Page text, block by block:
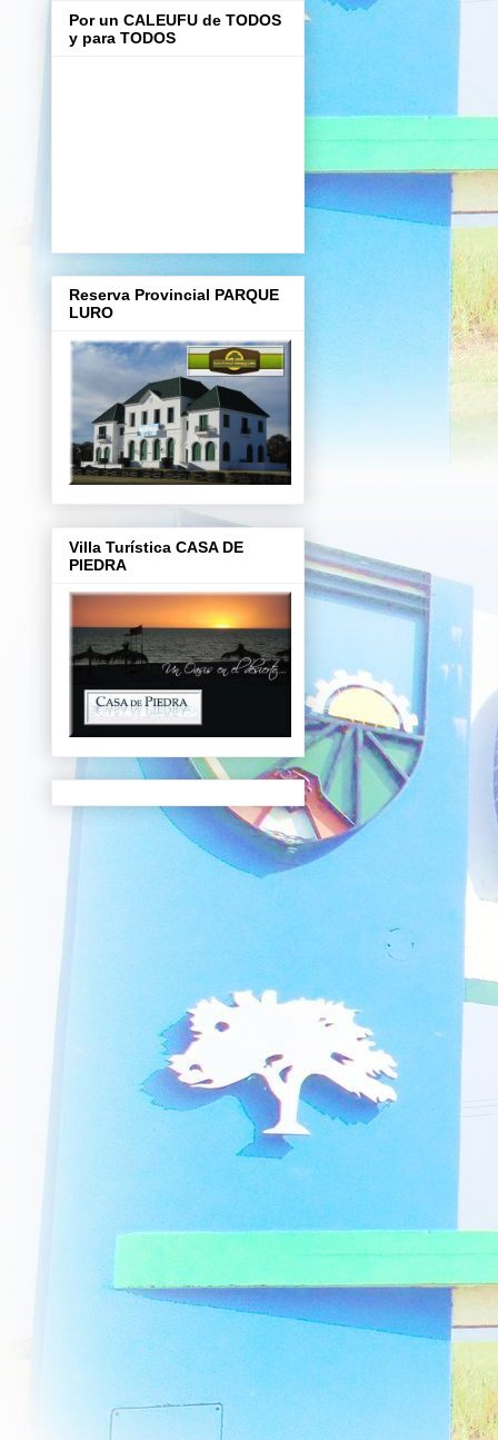
Por un CALEUFU de TODOS
y para TODOS
Reserva Provincial PARQUE
LURO
Villa Turística CASA DE
PIEDRA